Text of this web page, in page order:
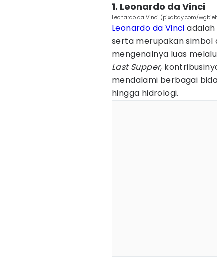
1. Leonardo da Vinci
Leonardo da Vinci (pixabay.com/
Leonardo da Vinci adalah
serta merupakan simbol
mengenalnya luas
Last Supper,
mendalami berbagai
hingga hidrologi.